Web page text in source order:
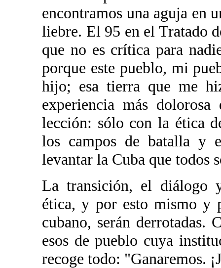
encontramos una aguja en
liebre. El 95 en el Tratado
que no es crítica para
porque este pueblo, mi
hijo; esa tierra que me
experiencia más
lección: sólo con la ética
los campos de batalla y
levantar la Cuba que todos
La transición, el diálogo
ética, y por esto mismo y
cubano, serán derrotadas.
esos de pueblo cuya
recoge todo: "Ganaremos.